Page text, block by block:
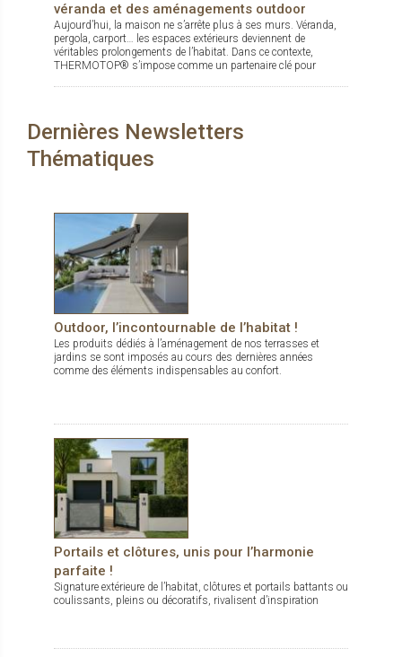
véranda et des aménagements outdoor
Aujourd’hui, la maison ne s’arrête plus à ses murs. Véranda,
pergola, carport… les espaces extérieurs deviennent de
véritables prolongements de l’habitat. Dans ce contexte,
THERMOTOP® s’impose comme un partenaire clé pour
Dernières Newsletters
Thématiques
Outdoor, l’incontournable de l’habitat !
Les produits dédiés à l’aménagement de nos terrasses et
jardins se sont imposés au cours des dernières années
comme des éléments indispensables au confort.
Portails et clôtures, unis pour l’harmonie
parfaite !
Signature extérieure de l’habitat, clôtures et portails battants ou
coulissants, pleins ou décoratifs, rivalisent d’inspiration